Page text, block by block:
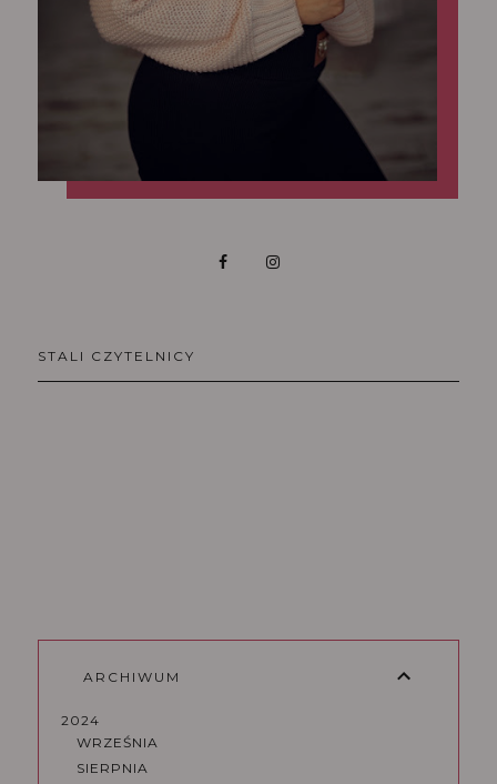
STALI CZYTELNICY
ARCHIWUM
2024
WRZEŚNIA
SIERPNIA